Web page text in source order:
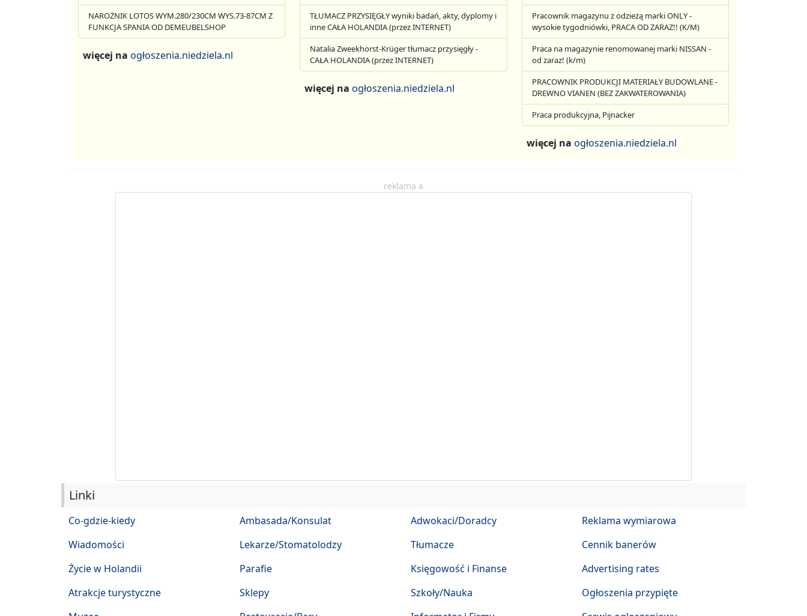
NAROŻNIK LOTOS WYM.280/230CM WYS.73-87CM Z
FUNKCJA SPANIA OD DEMEUBELSHOP
więcej na ogłoszenia.niedziela.nl
TŁUMACZ PRZYSIĘGŁY wyniki badań, akty, dyplomy i
inne CAŁA HOLANDIA (przez INTERNET)
Natalia Zweekhorst-Krüger tłumacz przysięgły -
CAŁA HOLANDIA (przez INTERNET)
więcej naogłoszenia.niedziela.nl
Pracownik magazynu z odzieżą marki ONLY -
wysokie tygodniówki, PRACA OD ZARAZ!! (K/M)
Praca na magazynie renomowanej marki NISSAN -
od zaraz! (k/m)
PRACOWNIK PRODUKCJI MATERIAŁY BUDOWLANE -
DREWNO VIANEN (BEZ ZAKWATEROWANIA)
Praca produkcyjna, Pijnacker
więcej na ogłoszenia.niedziela.nl
reklama a
Linki
Co-gdzie-kiedy
Wiadomości
Życie w Holandii
Atrakcje turystyczne
Ambasada/Konsulat
Lekarze/Stomatolodzy
Parafie
Sklepy
Adwokaci/Doradcy
Tłumacze
Księgowość i Finanse
Szkoły/Nauka
Reklama wymiarowa
Cennik banerów
Advertising rates
Ogłoszenia przypięte